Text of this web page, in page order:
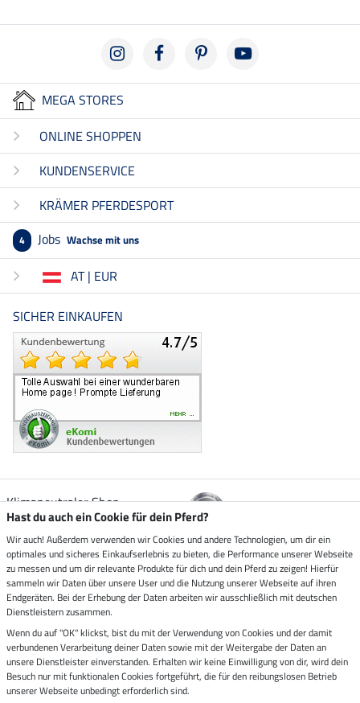
MEGA STORES
ONLINE SHOPPEN
KUNDENSERVICE
KRÄMER PFERDESPORT
4 Jobs Wachse mit uns
AT | EUR
SICHER EINKAUFEN
Klimaneutraler Shop
Zustellung durch
Sicher bezahlen mit
Vorkasse
Impressum
Hast du auch ein Cookie für dein Pferd?
Wir auch! Außerdem verwenden wir Cookies und andere Technologien, um dir ein
optimales und sicheres Einkaufserlebnis zu bieten, die Performance unserer Webseite
zu messen und um dir relevante Produkte für dich und dein Pferd zu zeigen! Hierfür
sammeln wir Daten über unsere User und die Nutzung unserer Webseite auf ihren
Endgeräten. Bei der Erhebung der Daten arbeiten wir ausschließlich mit deutschen
Dienstleistern zusammen.
Wenn du auf "OK" klickst, bist du mit der Verwendung von Cookies und der damit
verbundenen Verarbeitung deiner Daten sowie mit der Weitergabe der Daten an
unsere Dienstleister einverstanden. Erhalten wir keine Einwilligung von dir, wird dein
Besuch nur mit funktionalen Cookies fortgeführt, die für den reibungslosen Betrieb
unserer Webseite unbedingt erforderlich sind.